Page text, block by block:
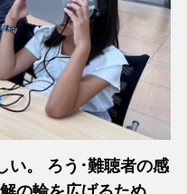
い。 ろう･難聴者の感